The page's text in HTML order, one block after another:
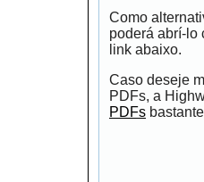
Como
poderá abrí-lo
link abaixo.
Caso deseje
PDFs, a
PDFs